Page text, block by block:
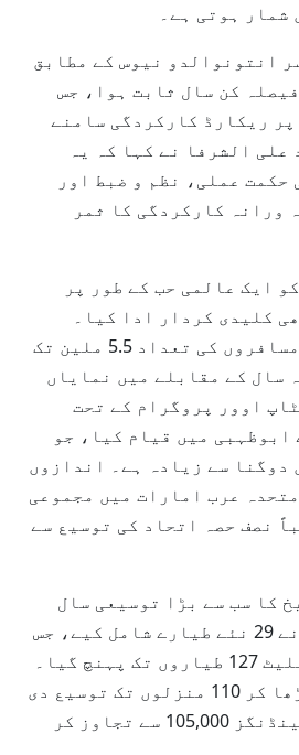
شمار ہوتی ہے۔
انتونوالدو نیوس کے مطابق
فیصلہ کن سال ثابت ہوا، جس
ریکارڈ کارکردگی سامنے
علی الشرفا نے کہا کہ یہ
حکمت عملی، نظم و ضبط اور
ورانہ کارکردگی کا ثمر
ایک عالمی حب کے طور پر
کلیدی کردار ادا کیا۔
پوائنٹ ٹو پوائنٹ مسافروں کی تعداد 5.5 ملین تک
سال کے مقابلے میں نمایاں
اوور پروگرام کے تحت
نے ابوظہبی میں قیام کیا، جو
دوگنا سے زیادہ ہے۔ اندازوں
2025 میں متحدہ عرب امارات میں مجموعی
نصف حصہ اتحاد کی توسیع سے
کا سب سے بڑا توسیعی سال
بھی رہا۔ ایئرلائن نے 29 نئے طیارے شامل کیے، جس
سے اس کا آپریٹنگ فلیٹ 127 طیاروں تک پہنچ گیا۔
نیٹ ورک کو 94 سے بڑھا کر 110 منزلوں تک توسیع دی
گئی، جبکہ سالانہ لینڈنگز 105,000 سے تجاوز کر